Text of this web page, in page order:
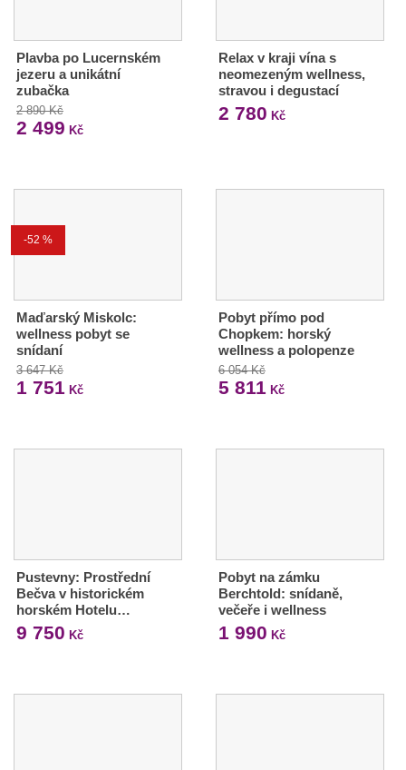
Plavba po Lucernském
jezeru a unikátní
zubačka
2 890 Kč
2 499 Kč
Relax v kraji vína s
neomezeným wellness,
stravou i degustací
2 780 Kč
-52 %
Maďarský Miskolc:
wellness pobyt se
snídaní
3 647 Kč
1 751 Kč
Pobyt přímo pod
Chopkem: horský
wellness a polopenze
6 054 Kč
5 811 Kč
Pustevny: Prostřední
Bečva v historickém
horském Hotelu…
9 750 Kč
Pobyt na zámku
Berchtold: snídaně,
večeře i wellness
1 990 Kč